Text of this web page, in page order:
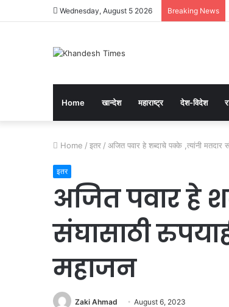
Wednesday, August 5 2026 Breaking News
Home खान्देश महाराष्ट्र देश-विदेश
Home / इतर / अजित पवार हे शब्दाचे पक्के ,त्यांनी मतदार
इतर
अजित पवार हे
संघासाठी
महाजन
Zaki Ahmad August 6, 2023